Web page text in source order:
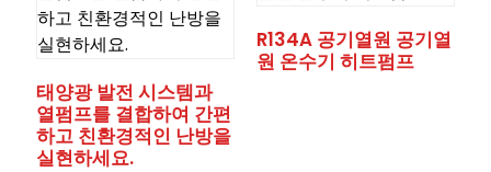
태양광 발전 시스템과
열펌프를 결합하여 간편
하고 친환경적인 난방을
실현하세요.
R134A 공기열원 공기열
원 온수기 히트펌프